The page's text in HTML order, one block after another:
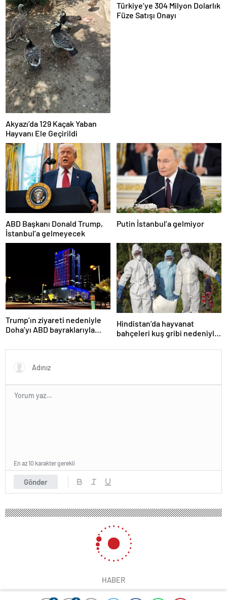
Akyazı’da 129 Kaçak Yaban
Hayvanı Ele Geçirildi
Türkiye’ye 304 Milyon Dolarlık
Füze Satışı Onayı
ABD Başkanı Donald Trump,
İstanbul’a gelmeyecek
Putin İstanbul’a gelmiyor
Trump’ın ziyareti nedeniyle
Doha’yı ABD bayraklarıyla
Hindistan’da hayvanat
bahçeleri kuş gribi nedeniyle
Gönder
En az 10 karakter gerekli
HABER